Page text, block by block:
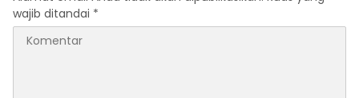
wajib ditandai *